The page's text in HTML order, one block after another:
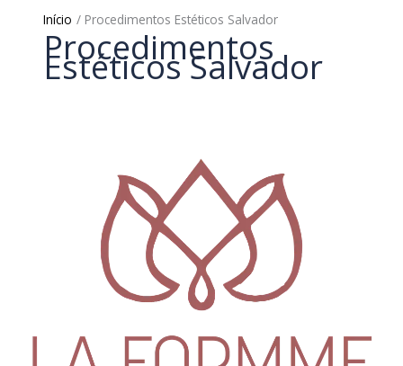
Início Procedimentos Estéticos Salvador
Procedimentos
Estéticos Salvador